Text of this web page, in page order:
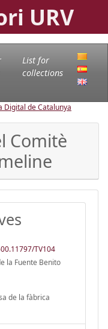
URV
List for
collections
Digital de Catalunya
Comitè
TV104
la Fuente Benito
de la fàbrica